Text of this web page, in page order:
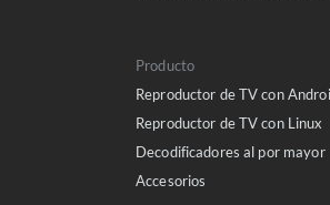
Producto
Reproductor de TV con
Reproductor de TV con Linux
Decodificadores al por mayor
Accesorios